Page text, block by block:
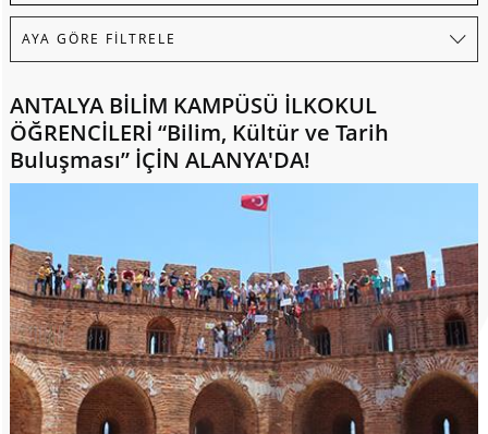
ANTALYA BİLİM KAMPÜSÜ İLKOKUL
ÖĞRENCİLERİ “Bilim, Kültür ve Tarih
Buluşması” İÇİN ALANYA'DA!